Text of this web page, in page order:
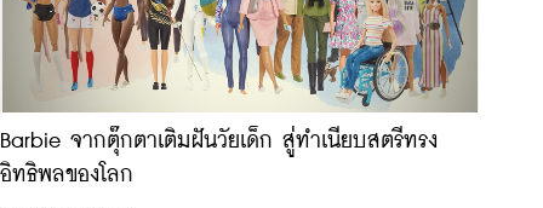
Barbie จากตุ๊กตาเติมฝันวัยเด็ก สู่ทำเนียบสตรีทรง
อิทธิพลของโลก